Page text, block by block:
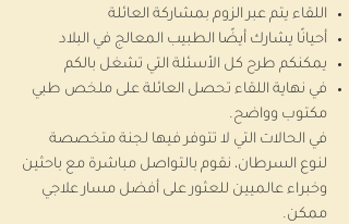
اللقاء يتم عبر الزوم بمشاركة العائلة
أحيانًا يشارك أيضًا الطبيب المعالج في البلاد
يمكنكم طرح كل الأسئلة التي تشغل بالكم
في نهاية اللقاء تحصل العائلة على ملخص طبي
مكتوب وواضح.
في الحالات التي لا تتوفر فيها لجنة متخصصة
لنوع السرطان، نقوم بالتواصل مباشرة مع باحثين
وخبراء عالميين للعثور على أفضل مسار علاجي
ممكن.